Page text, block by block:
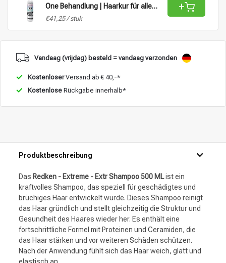
One Behandlung | Haarkur für alle
Haartypen - 400 ml
€41,25 / stuk
+
Vandaag (vrijdag) besteld = vandaag verzonden
KostenloserVersand ab € 40,-*
Kostenlose Rückgabe innerhalb*
Produktbeschreibung
Das Redken - Extreme - Extr Shampoo 500 MList ein
kraftvolles Shampoo, das speziell für geschädigtes und
brüchiges Haar entwickelt wurde. Dieses Shampoo reinigt
das Haar gründlich und stellt gleichzeitig die Struktur und
Gesundheit des Haares wieder her. Es enthält eine
fortschrittliche Formel mit Proteinen und Ceramiden, die
das Haar stärken und vor weiteren Schäden schützen.
Nach der Anwendung fühlt sich das Haar weich, glatt und